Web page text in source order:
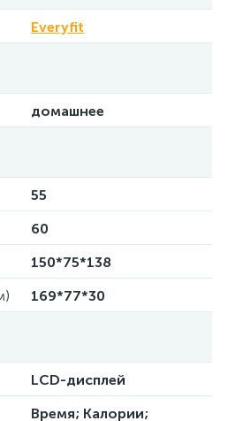
Everyfit
домашнее
55
60
150*75*138
169*77*30
LСD-дисплей
Время; Калории;